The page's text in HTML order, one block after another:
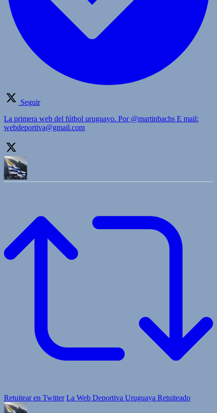
Seguir
La primera web del fútbol uruguayo. Por @martinbachs E mail:
webdeportiva@gmail.com
Retuitear en Twitter La Web Deportiva Uruguaya Retuiteado